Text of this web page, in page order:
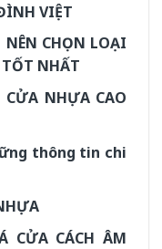
VIỆT
CHỌN LOẠI
NHẤT
NHỰA CAO
thông tin chi
CỬA CÁCH ÂM